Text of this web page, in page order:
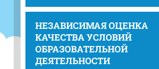
НЕЗАВИСИМАЯ ОЦЕНКА
КАЧЕСТВА УСЛОВИЙ
ОБРАЗОВАТЕЛЬНОЙ
ДЕЯТЕЛЬНОСТИ